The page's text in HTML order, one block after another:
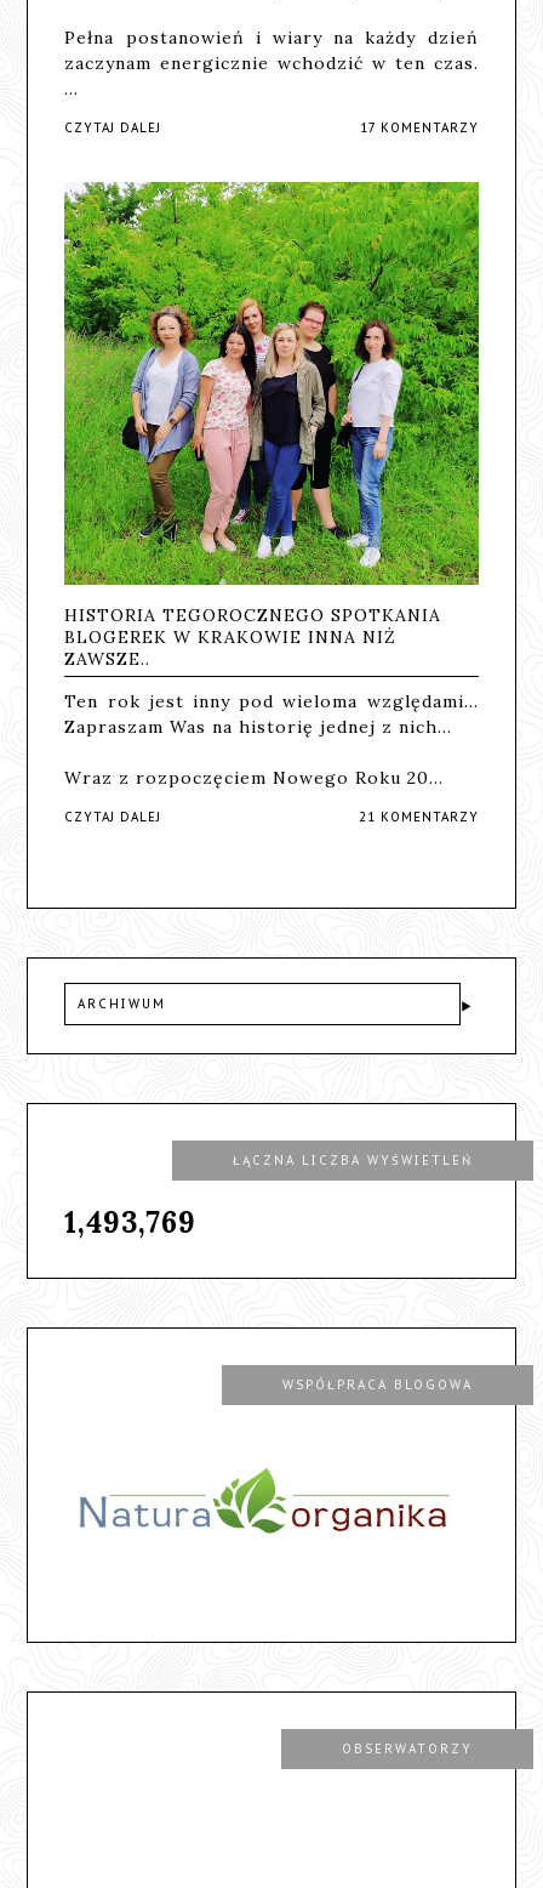
Pełna postanowień i wiary na każdy dzień
zaczynam energicznie wchodzić w ten czas.
…
CZYTAJ DALEJ 17 KOMENTARZY
HISTORIA TEGOROCZNEGO SPOTKANIA
BLOGEREK W KRAKOWIE INNA NIŻ
ZAWSZE..
Ten rok jest inny pod wieloma względami...
Zapraszam Was na historię jednej z nich...
Wraz z rozpoczęciem Nowego Roku 20…
CZYTAJ DALEJ 21 KOMENTARZY
ARCHIWUM
ŁĄCZNA LICZBA WYŚWIETLEŃ
1,493,769
WSPÓŁPRACA BLOGOWA
OBSERWATORZY